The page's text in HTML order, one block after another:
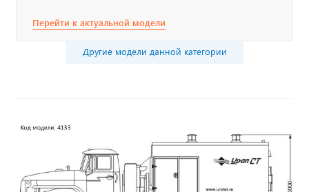
Перейти к актуальной модели
Другие модели данной категории